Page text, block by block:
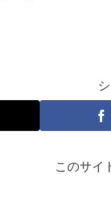
このサイ